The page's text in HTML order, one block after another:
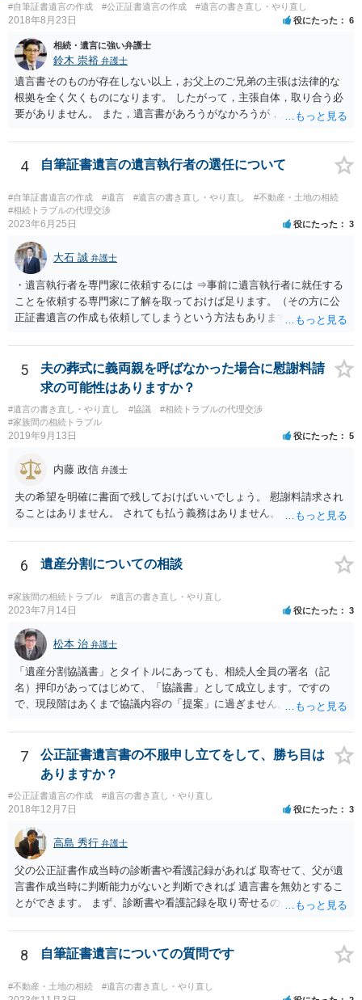
#自筆証書遺言の作成 #公正証書遺言の作成 #遺言の書き直し・やり直し
2018年8月23日 役にたった 6
相続・遺言に強い弁護士
鈴木 崇裕 弁護士
遺言書そのものが存在しない以上，お父上のご兄弟の主張は法律的な
根拠を全く欠くものになります。 したがって，主張自体，取り合う必
要がありません。 また，遺言書があろうがなかろうが，お父上のご兄
ご回答にもありますが， 代理人弁護士をたてて，その弁護士から相手
方に対して， ・相続に関する主張は法的根拠がなく，一切応じないこ
と ・今後一切の連絡をしてこないでほしいこと ・連絡を継続してくる
ようであれば警察への通報や法的措置も辞さないこと などを記載した
書面を発送してもらうことがよろしいように思います。
4 自筆証書遺言の遺言執行者の選任について
#自筆証書遺言の作成 #遺言 #遺言の書き直し・やり直し
#不動産・土地の相続
#相続トラブルの代理交渉
2023年6月25日 役にたった 3
大石 誠 弁護士
・遺言執行者を専門家に依頼するには ⇒事前に遺言執行者に就任する
ことを依頼する専門家に了解を取っておけば足ります。（その方に公
正証書遺言の作成も依頼してしまうという方法もあります） 事前に了
ません。 遺言執行者に就任し、遺言執行が完了したときの報酬だけ、
弁護士費用としてかかります。 ・亡くなった際に、法務局に預けた自
筆証書遺言の存在を親族がなかったものにされる可能性 ⇒自筆の遺言
書を法務局に保管した場合、死亡後、法務局に遺言書の有無を照会す
ることになりますので、「法務局に預けた自筆証書遺言の存在を親族
がなかったもの」にすることはできません。 存在をなかったものにす
がありえますが、その予防方法は、遺言者と面談してみないと判断が
難しいです。
5
夫の葬式に義両親を呼ばなかった場合に慰謝料請
求の可能性はありますか？
#遺言の書き直し・やり直し #協議
#相続トラブルの代理交渉
#家族間の相続トラブル
2019年9月13日 役にたった 5
内藤 政信 弁護士
夫の希望を明確に書面で残しておけばいいでしょう。 慰謝料請求され
ることはありません。 されても払う義務はありません。
6 遺産分割についての相談
#家族間の相続トラブル #遺言の書き直し・やり直し
2023年7月14日 役にたった 3
松本 治 弁護士
「遺産分割協議書」とタイトルにあっても、相続人全員の署名（記
名）押印があってはじめて、「協議書」として成立します。ですの
で、現段階はあくまで協議内容の「提案」に過ぎません。 納得がいか
成立となります。その場合、成立させたい相続人が、家庭裁判所に遺
産分割調停を申し立てなければなりません。 なお、弁護士の送付状
は、通常、相続人全員分の（本件であれば４通の）「遺産分割協議
書」を作成するところ、１通だけの作成にとどめる理由が書かれてい
るものです。
7
公正証書遺言書の不服申し立てをして、勝ち目は
ありますか？
#公正証書遺言の作成 #遺言の書き直し・やり直し
2018年12月7日 役にたった 3
高島 秀行 弁護士
父の公正証書作成当時の診断書や看護記録があれば 取寄せて、父が遺
言書作成当時に判断能力がないと判断できれば 遺言書を無効とするこ
とができます。 まず、診断書や看護記録を取り寄せるのが重要となり
いと思います。
8 自筆証書遺言についての質問です
#不動産・土地の相続 #遺言の書き直し・やり直し